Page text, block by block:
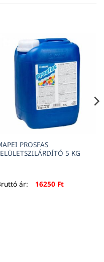
PROSFAS
5 KG
ár: 16250 Ft